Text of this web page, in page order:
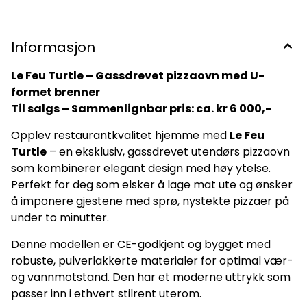
Informasjon
Le Feu Turtle – Gassdrevet pizzaovn med U-
formet brenner
Til salgs – Sammenlignbar pris: ca. kr 6 000,-
Opplev restaurantkvalitet hjemme med Le Feu
Turtle – en eksklusiv, gassdrevet utendørs pizzaovn
som kombinerer elegant design med høy ytelse.
Perfekt for deg som elsker å lage mat ute og ønsker
å imponere gjestene med sprø, nystekte pizzaer på
under to minutter.
Denne modellen er CE-godkjent og bygget med
robuste, pulverlakkerte materialer for optimal vær-
og vannmotstand. Den har et moderne uttrykk som
passer inn i ethvert stilrent uterom.